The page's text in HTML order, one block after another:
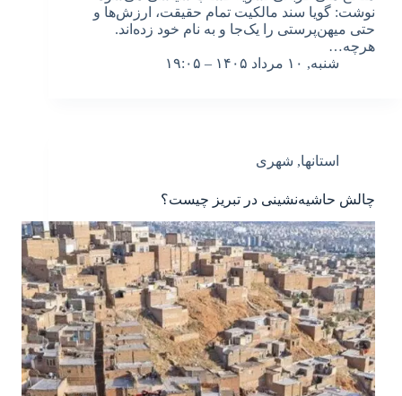
نوشت: گویا سند مالکیت تمام حقیقت، ارزش‌ها و
حتی میهن‌پرستی را یک‌جا و به نام خود زده‌اند.
هرچه…
شنبه, ۱۰ مرداد ۱۴۰۵ – ۱۹:۰۵
استانها, شهری
چالش حاشیه‌نشینی در تبریز چیست؟